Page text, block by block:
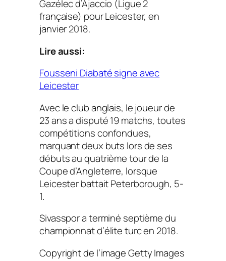
Gazélec d’Ajaccio (Ligue 2
française) pour Leicester, en
janvier 2018.
Lire aussi:
Fousseni Diabaté signe avec
Leicester
Avec le club anglais, le joueur de
23 ans a disputé 19 matchs, toutes
compétitions confondues,
marquant deux buts lors de ses
débuts au quatrième tour de la
Coupe d’Angleterre, lorsque
Leicester battait Peterborough, 5-
1.
Sivasspor a terminé septième du
championnat d’élite turc en 2018.
Copyright de l’imageGetty Images